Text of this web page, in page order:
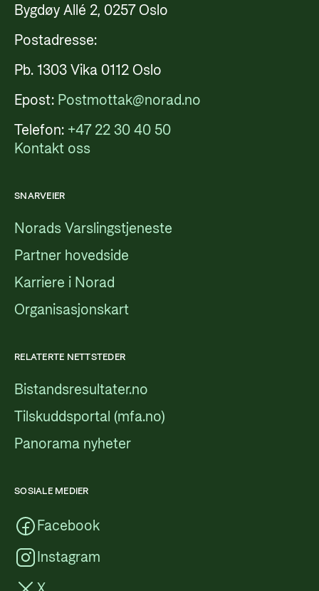
Bygdøy Allé 2, 0257 Oslo
Postadresse:
Pb. 1303 Vika 0112 Oslo
Epost: Postmottak@norad.no
Telefon: +47 22 30 40 50
Kontakt oss
SNARVEIER
Norads Varslingstjeneste
Partner hovedside
Karriere i Norad
Organisasjonskart
RELATERTE NETTSTEDER
Bistandsresultater.no
Tilskuddsportal (mfa.no)
Panorama nyheter
SOSIALE MEDIER
Facebook
Instagram